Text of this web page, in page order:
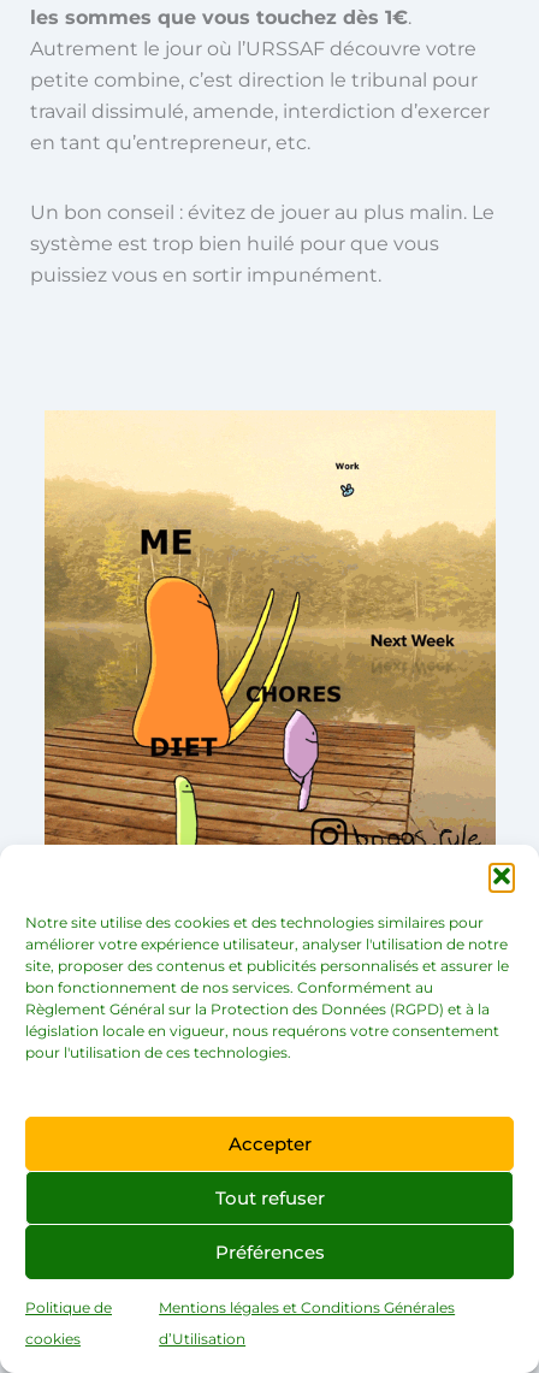
Notre site utilise des cookies et des technologies similaires pour
améliorer votre expérience utilisateur, analyser l'utilisation de notre
site, proposer des contenus et publicités personnalisés et assurer le
bon fonctionnement de nos services. Conformément au
Règlement Général sur la Protection des Données (RGPD) et à la
législation locale en vigueur, nous requérons votre consentement
pour l'utilisation de ces technologies.
Accepter
Tout refuser
Préférences
Politique de
cookies
Mentions légales et Conditions Générales
d’Utilisation
les sommes que vous touchez dès 1€.
Autrement le jour où l’URSSAF découvre votre
petite combine, c’est direction le tribunal pour
travail dissimulé, amende, interdiction d’exercer
en tant qu’entrepreneur, etc.
Un bon conseil : évitez de jouer au plus malin. Le
système est trop bien huilé pour que vous
puissiez vous en sortir impunément.
Et pour éviter ce type de situation, planifiez ainsi
le maximum de choses pour ne rien oublier.
Priorisez les tâches les plus importantes. De sorte
que vous savez toujours ce que vous avez à
temps à gérer les m***** du type :
Problème avec un client
Les bugs avec notre site web
Les concurrents qui pompent nos contenus